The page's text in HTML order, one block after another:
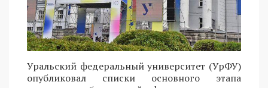
Уральский федеральный университет (УрФУ)
опубликовал списки основного этапа